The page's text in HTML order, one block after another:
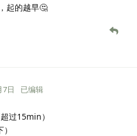
起的越早🤔
7日 已编辑
过15min）